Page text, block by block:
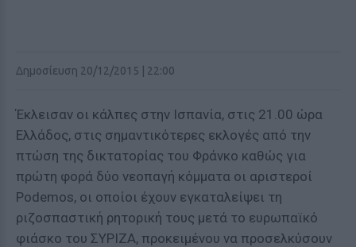
Δημοσίευση 20/12/2015 | 22:00
Έκλεισαν οι κάλπες στην Ισπανία, στις 21.00 ώρα
Ελλάδος, στις σημαντικότερες εκλογές από την
πτώση της δικτατορίας του Φράνκο καθώς για
πρώτη φορά δύο νεοπαγή κόμματα οι αριστεροί
Podemos, οι οποίοι έχουν εγκαταλείψει τη
ριζοσπαστική ρητορική τους μετά το ευρωπαϊκό
φιάσκο του ΣΥΡΙΖΑ, προκειμένου να προσελκύσουν